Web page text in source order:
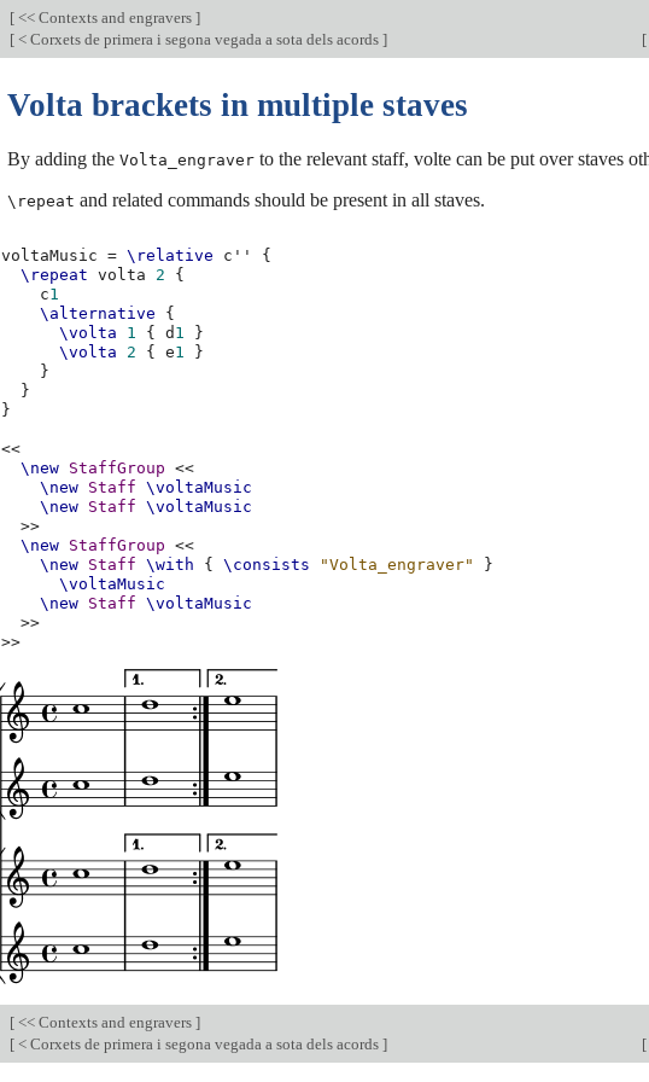
[ << Contexts and engravers ]
[ < Corxets de primera i segona vegada a sota dels acords ] [
Volta brackets in multiple staves
By adding the Volta_engraver to the relevant staff, volte can be put over staves
\repeat and related commands should be present in all staves.
voltaMusic = \relative c''
{
\repeat
volta 2
{
c1
\alternative
{
\volta
1 { d 1
}
\volta
2 { e1
}
}
}
}
<<
\new StaffGroup
<<
\new Staff
\voltaMusic
\new Staff
\voltaMusic
>>
\new StaffGroup
<<
\new Staff \with { \consists "Volta_engraver"
}
\voltaMusic
\new Staff
\voltaMusic
>>
>>
[ << Contexts and engravers ]
[ < Corxets de primera i segona vegada a sota dels acords ] [